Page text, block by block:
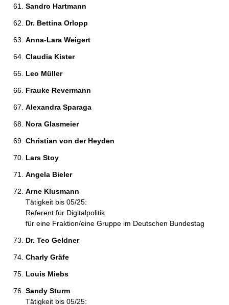
Sandro Hartmann
Dr. Bettina Orlopp
Anna-Lara Weigert
Claudia Kister
Leo Müller
Frauke Revermann
Alexandra Sparaga
Nora Glasmeier
Christian von der Heyden
Lars Stoy
Angela Bieler
Arne Klusmann
Tätigkeit bis 05/25:
Referent für Digitalpolitik
für eine Fraktion/eine Gruppe im Deutschen Bundestag
Dr. Teo Geldner
Charly Gräfe
Louis Miebs
Sandy Sturm
Tätigkeit bis 05/25: